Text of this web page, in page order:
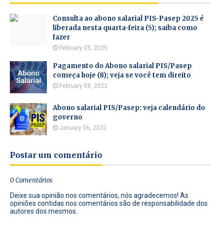
Consulta ao abono salarial PIS-Pasep 2025 é
liberada nesta quarta-feira (5); saiba como
fazer
February 05, 2025
Pagamento do Abono salarial PIS/Pasep
começa hoje (8); veja se você tem direito
February 08, 2022
Abono salarial PIS/Pasep: veja calendário do
governo
January 06, 2022
Postar um comentário
0 Comentários
Deixe sua opinião nos comentários, nós agradecemos! As
opiniões contidas nos comentários são de responsabilidade dos
autores dos mesmos.